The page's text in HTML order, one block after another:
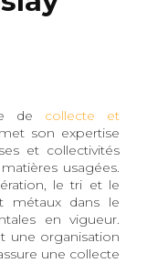
de collecte et
son expertise
et collectivités
usagées.
le tri et le
métaux dans le
en vigueur.
une organisation
une collecte